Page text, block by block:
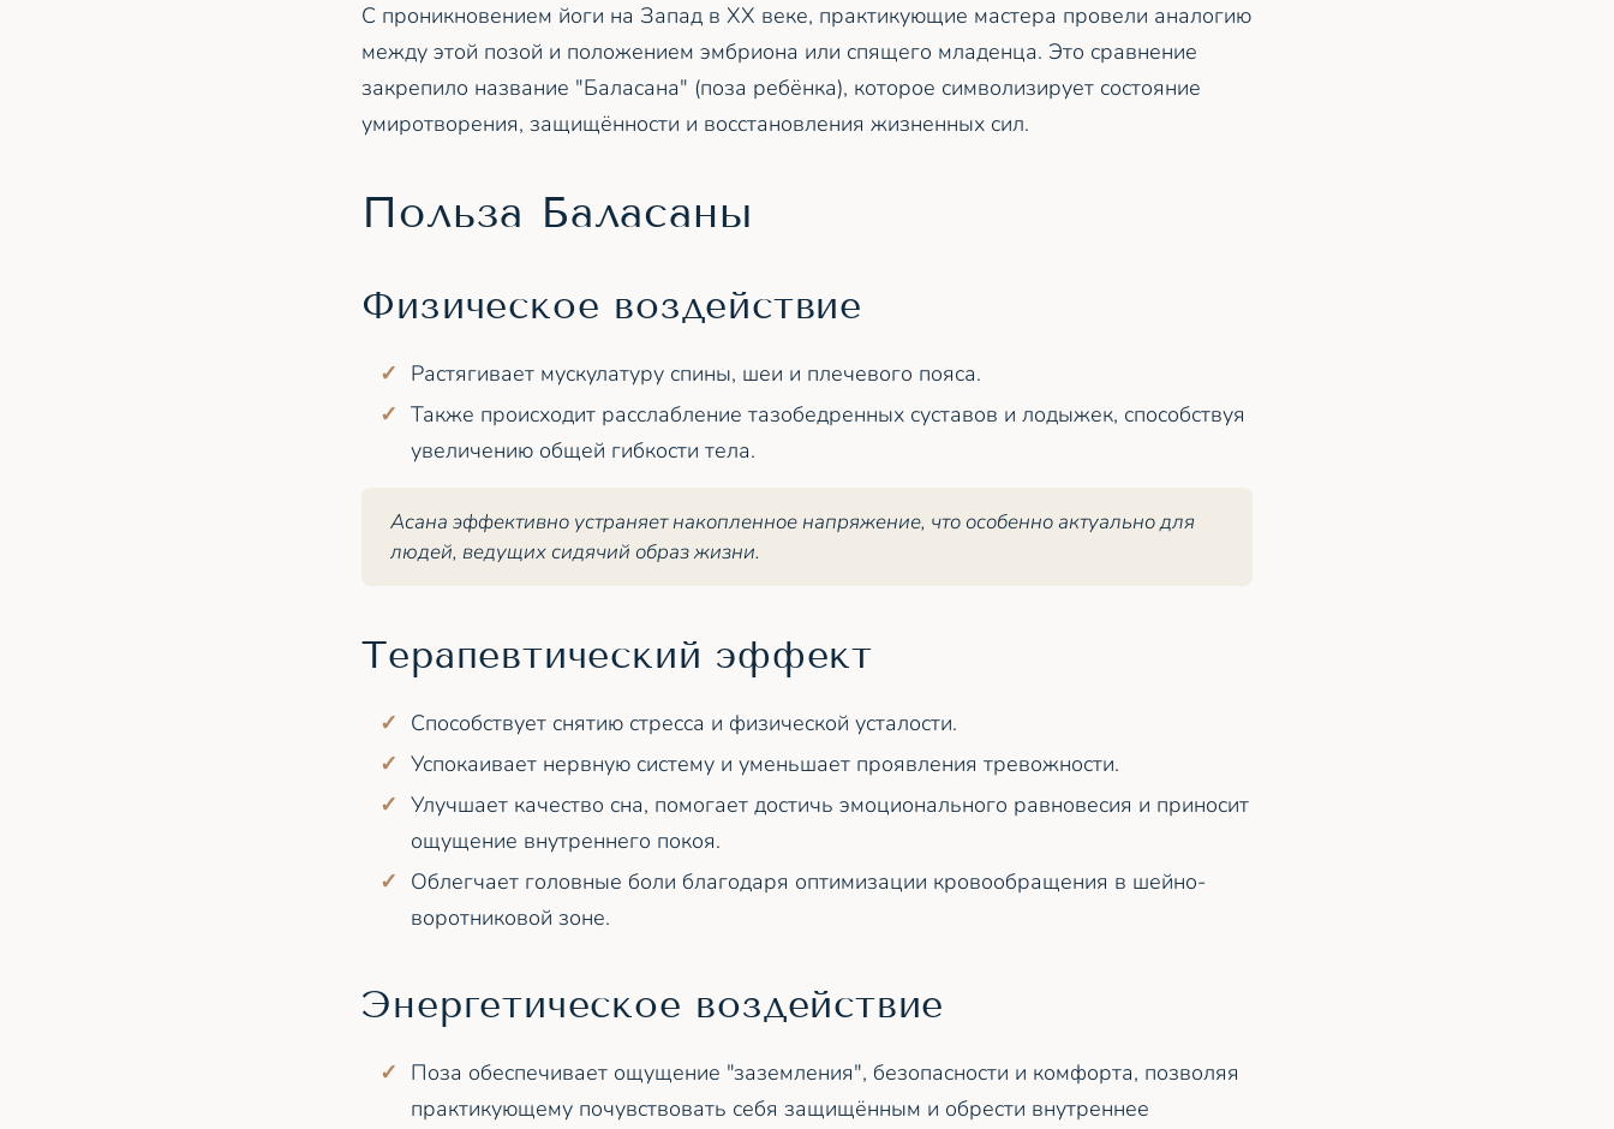
С проникновением йоги на Запад в XX веке, практикующие мастера провели аналогию
между этой позой и положением эмбриона или спящего младенца. Это сравнение
закрепило название "Баласана" (поза ребёнка), которое символизирует состояние
умиротворения, защищённости и восстановления жизненных сил.
Польза Баласаны
Физическое воздействие
Растягивает мускулатуру спины, шеи и плечевого пояса.
Также происходит расслабление тазобедренных суставов и лодыжек, способствуя
увеличению общей гибкости тела.
Асана эффективно устраняет накопленное напряжение, что особенно актуально для
людей, ведущих сидячий образ жизни.
Терапевтический эффект
Способствует снятию стресса и физической усталости.
Успокаивает нервную систему и уменьшает проявления тревожности.
Улучшает качество сна, помогает достичь эмоционального равновесия и приносит
ощущение внутреннего покоя.
Облегчает головные боли благодаря оптимизации кровообращения в шейно-
воротниковой зоне.
Энергетическое воздействие
Поза обеспечивает ощущение "заземления", безопасности и комфорта, позволяя
практикующему почувствовать себя защищённым и обрести внутреннее